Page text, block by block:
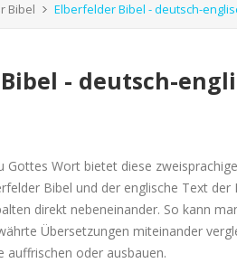
Bibel Elberfelder Bibel - deutsch-
- deutsch-
Gottes Wort bietet diese
Bibel und der englische Text der
direkt nebeneinander. So kann
Übersetzungen miteinander
auffrischen oder ausbauen.